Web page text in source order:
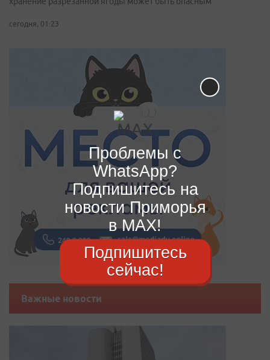
сегодня, 01:23
Важные новости
Проблемы с
WhatsApp?
Подпишитесь на
новости Приморья
в MAX!
Подпишитесь
сейчас!